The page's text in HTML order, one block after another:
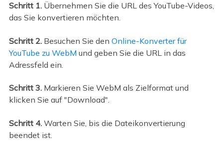
Schritt 1. Übernehmen Sie die URL des YouTube-Videos,
das Sie konvertieren möchten.
Schritt 2. Besuchen Sie den Online-Konverter für
YouTube zu WebM und geben Sie die URL in das
Adressfeld ein.
Schritt 3. Markieren Sie WebM als Zielformat und
klicken Sie auf "Download".
Schritt 4. Warten Sie, bis die Dateikonvertierung
beendet ist.